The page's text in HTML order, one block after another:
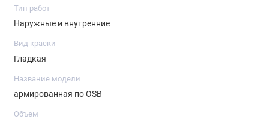
Тип работ
Наружные и внутренние
Вид краски
Гладкая
Название модели
армированная по OSB
Объем